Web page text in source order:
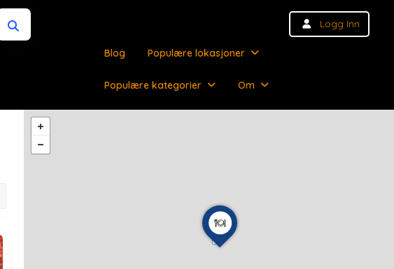
Logg Inn
Blog Populære lokasjoner
Populære kategorier Om